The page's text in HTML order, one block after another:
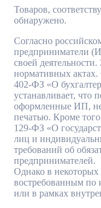
Товаров,
обнаружено.
Согласно
предприниматели
своей
нормативных
402-ФЗ «О
устанавливает, что
оформленные ИП, не
печатью. Кроме
129-ФЗ «О
лиц и
требований об
предпринимателей.
Однако в некоторых
востребованным по
или в рамках